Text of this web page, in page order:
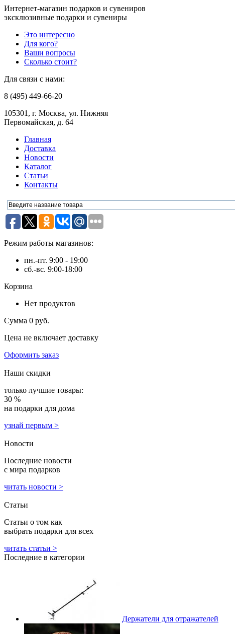
Интернет-магазин подарков и сувениров
эксклюзивные подарки и сувениры
Это интересно
Для кого?
Ваши вопросы
Сколько стоит?
Для связи с нами:
8 (495) 449-66-20
105301, г. Москва, ул. Нижняя
Первомайская, д. 64
Главная
Доставка
Новости
Каталог
Статьи
Контакты
Режим работы магазинов:
пн.-пт. 9:00 - 19:00
сб.-вс. 9:00-18:00
Корзина
Нет продуктов
Сумма 0 руб.
Цена не включает доставку
Оформить заказ
Наши скидки
только лучшие товары:
30 %
на подарки для дома
узнай первым >
Новости
Последние новости
с мира подарков
читать новости >
Статьи
Статьи о том как
выбрать подарки для всех
читать статьи >
Последние в категории
Держатели для отражателей